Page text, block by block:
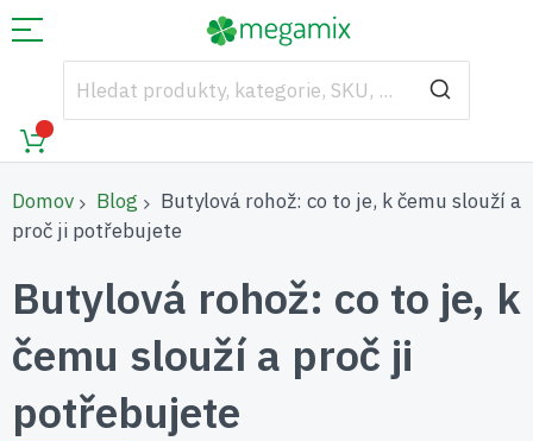
Domov Blog
Butylová rohož: co to je, k čemu slouží a
proč ji potřebujete
Butylová rohož: co to je, k
čemu slouží a proč ji
potřebujete